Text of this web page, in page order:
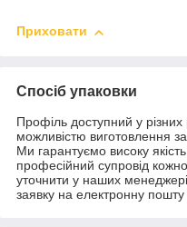
Приховати
Спосіб упаковки
Профіль доступний у різних
можливістю виготовлення
Ми гарантуємо високу
професійний супровід
уточнити у наших
заявку на електронну